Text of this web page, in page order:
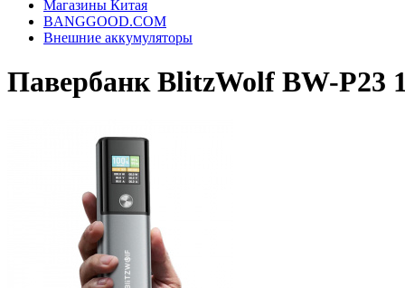
Магазины Китая
BANGGOOD.COM
Внешние аккумуляторы
Павербанк BlitzWolf BW-P23